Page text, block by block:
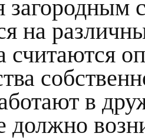
загородным
на
считаются
в
должно